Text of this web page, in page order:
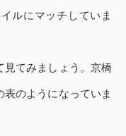
ルにマッチしていま
見てみましょう。京橋
のようになっていま